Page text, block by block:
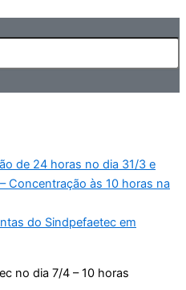
de 24 horas no dia 31/3 e
Concentração às 10 horas na
do Sindpefaetec em
no dia 7/4 – 10 horas